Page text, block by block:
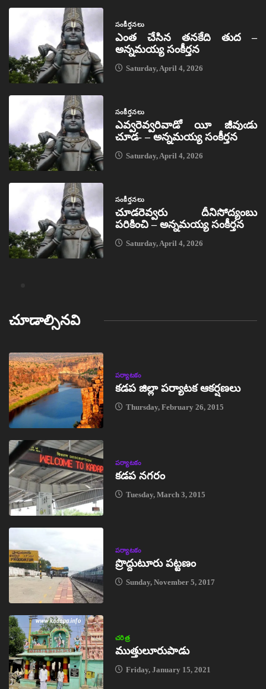
సంకీర్తనలు
ఎంత చేసిన తనకేది తుద –
అన్నమయ్య సంకీర్తన
Saturday, April 4, 2026
సంకీర్తనలు
ఎవ్వరెవ్వరివాడో యీ జీవుఁడు
చూడ- – అన్నమయ్య సంకీర్తన
Saturday, April 4, 2026
సంకీర్తనలు
చూడరెవ్వరు దీనిసోద్యంబు
పరికించి – అన్నమయ్య సంకీర్తన
Saturday, April 4, 2026
చూడాల్సినవి
పర్యాటకం
కడప జిల్లా పర్యాటక ఆకర్షణలు
Thursday, February 26, 2015
పర్యాటకం
కడప నగరం
Tuesday, March 3, 2015
పర్యాటకం
ప్రొద్దుటూరు పట్టణం
Sunday, November 5, 2017
చరిత్ర
ముత్తులూరుపాడు
Friday, January 15, 2021